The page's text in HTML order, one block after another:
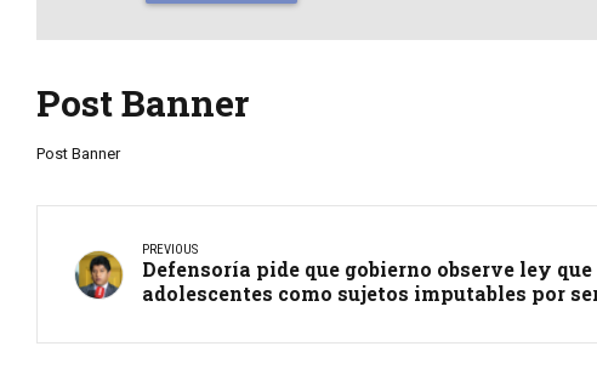
Post Banner
Post Banner
PREVIOUS
Defensoría pide que gobierno observe ley
adolescentes como sujetos imputables por